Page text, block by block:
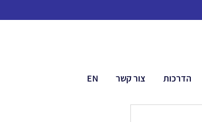
הדרכות צור קשר EN